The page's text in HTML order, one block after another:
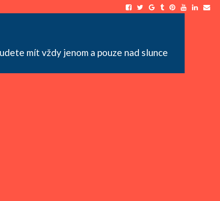
mít vždy jenom a pouze nad slunce